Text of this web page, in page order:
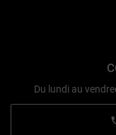
Du lundi au